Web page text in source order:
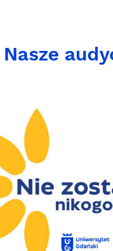
Nasze